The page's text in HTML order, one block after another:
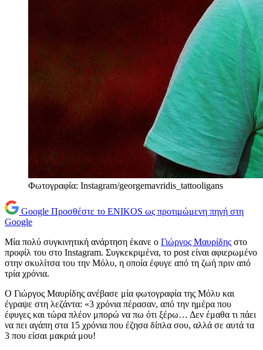
Φωτογραφία: Instagram/georgemavridis_tattooligans
Google Προσθέστε το ENIKOS ως προτιμώμενη πηγή στη
Google
Μία πολύ συγκινητική ανάρτηση έκανε ο Γιώργος Μαυρίδης στο
προφίλ του στο Instagram. Συγκεκριμένα, το post είναι αφιερωμένο
στην σκυλίτσα του την Μόλυ, η οποία έφυγε από τη ζωή πριν από
τρία χρόνια.
Ο Γιώργος Μαυρίδης ανέβασε μία φωτογραφία της Μόλυ και
έγραψε στη λεζάντα: «3 χρόνια πέρασαν, από την ημέρα που
έφυγες και τώρα πλέον μπορώ να πω ότι ξέρω… Δεν έμαθα τι πάει
να πει αγάπη στα 15 χρόνια που έζησα δίπλα σου, αλλά σε αυτά τα
3 που είσαι μακριά μου!